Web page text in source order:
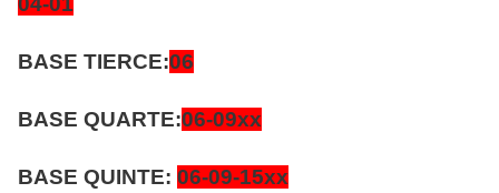
BASE TIERCE:06
BASE QUARTE:06-09xx
BASE QUINTE: 06-09-15xx